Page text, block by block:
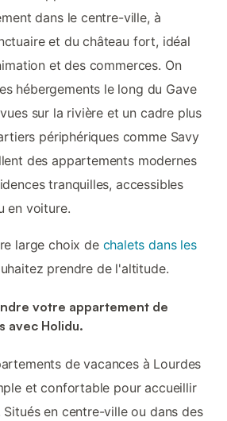
dans le centre-ville, à
et du château fort, idéal
et des commerces. On
hébergements le long du Gave
sur la rivière et un cadre plus
périphériques comme Savy
des appartements modernes
tranquilles, accessibles
en voiture.
large choix de chalets dans les
prendre de l'altitude.
votre appartement de
avec Holidu.
de vacances à Lourdes
et confortable pour accueillir
en centre-ville ou dans des